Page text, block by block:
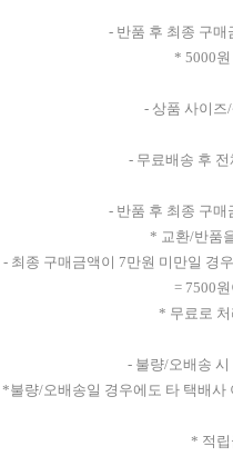
- 반품 후 최종 구매
* 5000
- 상품 사이즈
- 무료배송 후
- 반품 후 최종 구매
* 교환/반품
- 최종 구매금액이 7만원 미만일 경
= 7500
* 무료로
- 불량/오배송
*불량/오배송일 경우에도 타 택배사
* 적립